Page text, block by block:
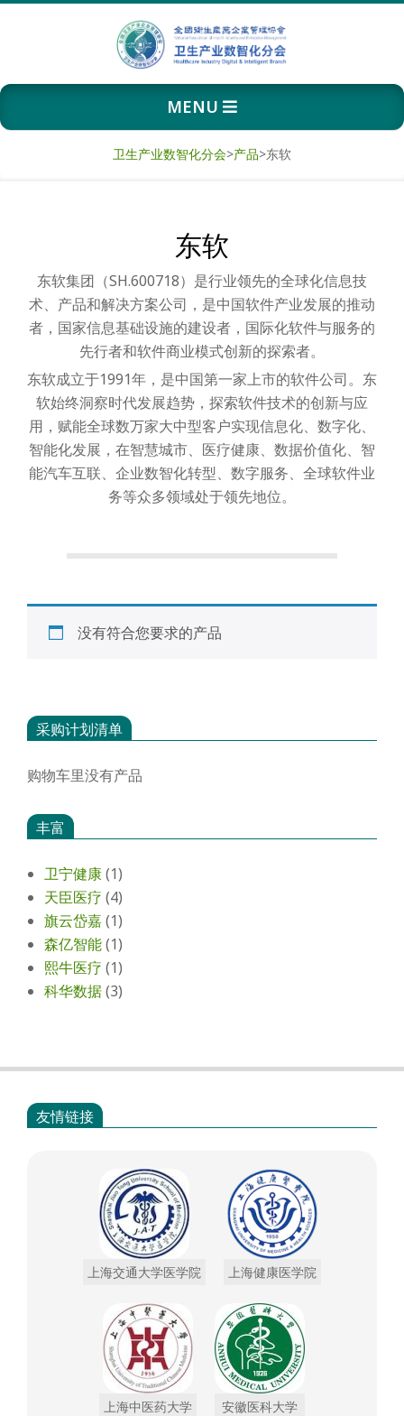
卫
生
数
智
化
分
会
Primary
Navigation
MENU
卫生产业数智化分会>产品>东软
东软
东软集团（SH.600718）是行业领先的全球化信息技
术、产品和解决方案公司，是中国软件产业发展的推动
者，国家信息基础设施的建设者，国际化软件与服务的
先行者和软件商业模式创新的探索者。
东软成立于1991年，是中国第一家上市的软件公司。东
软始终洞察时代发展趋势，探索软件技术的创新与应
用，赋能全球数万家大中型客户实现信息化、数字化、
智能化发展，在智慧城市、医疗健康、数据价值化、智
能汽车互联、企业数智化转型、数字服务、全球软件业
务等众多领域处于领先地位。
没有符合您要求的产品
采购计划清单
购物车里没有产品
丰富
卫宁健康(1)
天臣医疗 (4)
旗云岱嘉(1)
森亿智能(1)
熙牛医疗 (1)
科华数据(3)
友情链接
上海交通大学医学院 上海健康医学院
上海中医药大学 安徽医科大学